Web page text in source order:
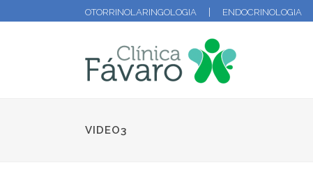
OTORRINOLARINGOLOGIA ENDOCRINOLOGIA
VIDEO3